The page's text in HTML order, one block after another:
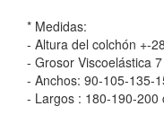
* Medidas:
- Altura del colchón +-
- Grosor Viscoelástica
- Anchos: 90-105-135-
- Largos : 180-190-200